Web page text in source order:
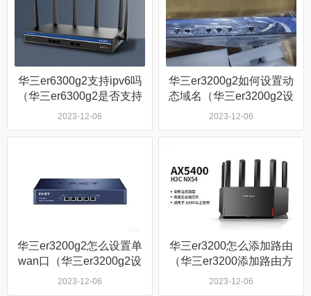
华三er6300g2支持ipv6吗
（华三er6300g2是否支持
ipv6）
2023-12-06
华三er3200g2如何设置动
态域名（华三er3200g2设
置动态域名方法）
2023-12-06
华三er3200g2怎么设置单
wan口（华三er3200g2设
置单wan口方法）
2023-12-06
华三er3200怎么添加路由
（华三er3200添加路由方
法）
2023-12-06